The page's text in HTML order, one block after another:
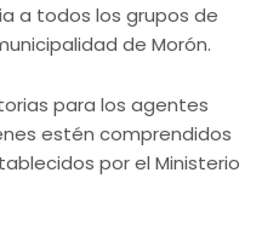
a todos los grupos de
de Morón.
para los agentes
estén comprendidos
por el Ministerio